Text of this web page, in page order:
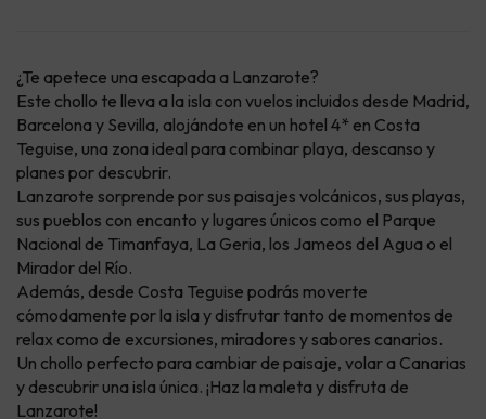
¿Te apetece una escapada a Lanzarote?
Este chollo te lleva a la isla con vuelos incluidos desde Madrid,
Barcelona y Sevilla, alojándote en un hotel 4* en Costa
Teguise, una zona ideal para combinar playa, descanso y
planes por descubrir.
Lanzarote sorprende por sus paisajes volcánicos, sus playas,
sus pueblos con encanto y lugares únicos como el Parque
Nacional de Timanfaya, La Geria, los Jameos del Agua o el
Mirador del Río.
Además, desde Costa Teguise podrás moverte
cómodamente por la isla y disfrutar tanto de momentos de
relax como de excursiones, miradores y sabores canarios.
Un chollo perfecto para cambiar de paisaje, volar a Canarias
y descubrir una isla única. ¡Haz la maleta y disfruta de
Lanzarote!